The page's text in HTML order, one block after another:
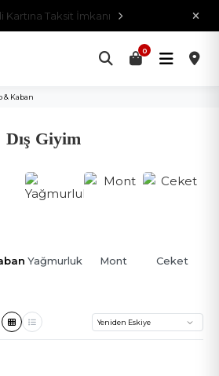
Üzeri Ücretsiz Kargo
0
& Kaban
Dış Giyim
Yağmurluk Mont Ceket